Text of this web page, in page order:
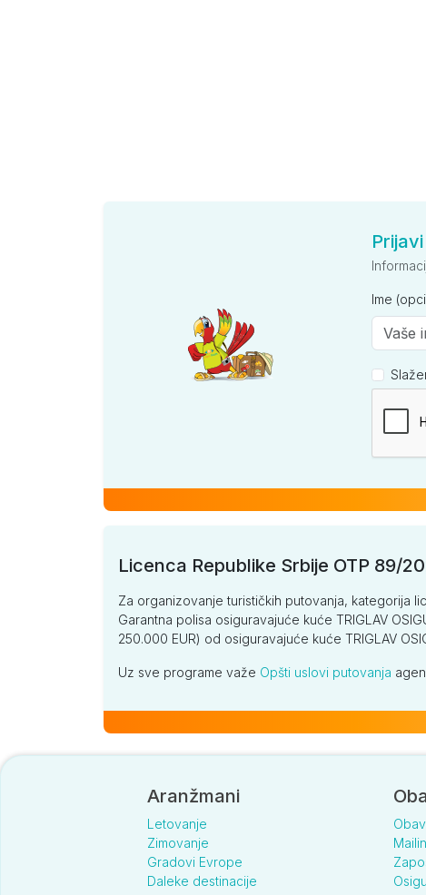
Ime
Licenca Republike Srbije OTP 89/
Za organizovanje turističkih putovanja, kategorija
Garantna polisa osiguravajuće kuće TRIGLAV
250.000 EUR) od osiguravajuće kuće TRIGLAV
Uz sve programe važe Opšti uslovi putovanja
Aranžmani
Letovanje
Zimovanje
Gradovi Evrope
Daleke destinacije